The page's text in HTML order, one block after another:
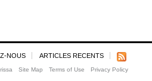
NOUS ARTICLES RECENTS
Site Map Terms of Use Privacy Policy